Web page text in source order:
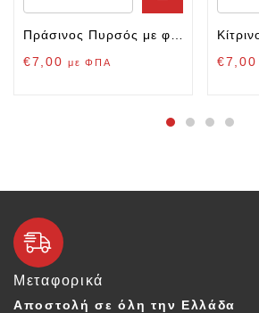
€7,00 με ΦΠΑ
€7,00
Μεταφορικά
Αποστολή σε όλη την Ελλάδα